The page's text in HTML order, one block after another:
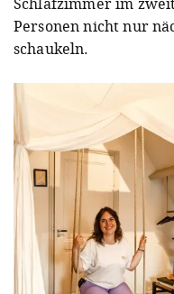
Schlafzimmer im
Personen nicht nur
schaukeln.